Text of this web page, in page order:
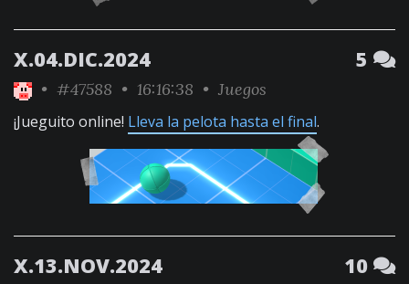
X.04.DIC.2024 5
• #47588 • 16:16:38 • Juegos
¡Jueguito online! Lleva la pelota hasta el final.
X.13.NOV.2024 10